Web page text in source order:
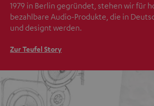
1979 in Berlin gegründet, stehen wir für
bezahlbare Audio-Produkte, die in
und designt werden.
Zur Teufel Story